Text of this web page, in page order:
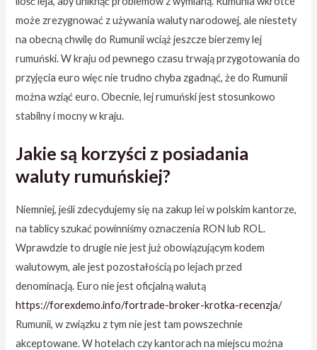
może zrezygnować z używania waluty narodowej, ale niestety
na obecną chwilę do Rumunii wciąż jeszcze bierzemy lej
rumuński. W kraju od pewnego czasu trwają przygotowania do
przyjęcia euro więc nie trudno chyba zgadnąć, że do Rumunii
można wziąć euro. Obecnie, lej rumuński jest stosunkowo
stabilny i mocny w kraju.
Jakie są korzyści z posiadania
waluty rumuńskiej?
Niemniej, jeśli zdecydujemy się na zakup lei w polskim kantorze,
na tablicy szukać powinniśmy oznaczenia RON lub ROL.
Wprawdzie to drugie nie jest już obowiązującym kodem
walutowym, ale jest pozostałością po lejach przed
denominacją. Euro nie jest oficjalną walutą
https://forexdemo.info/fortrade-broker-krotka-recenzja/
Rumunii, w związku z tym nie jest tam powszechnie
akceptowane. W hotelach czy kantorach na miejscu można